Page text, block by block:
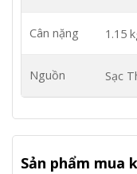
Cân nặng 1.15
Nguồn Sạc
Sản phẩm mua